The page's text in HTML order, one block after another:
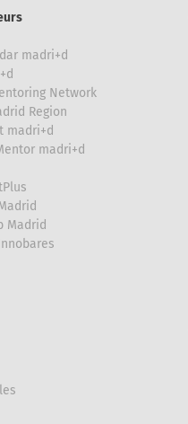
madri+d
Network
Region
madri+d
madri+d
Madrid